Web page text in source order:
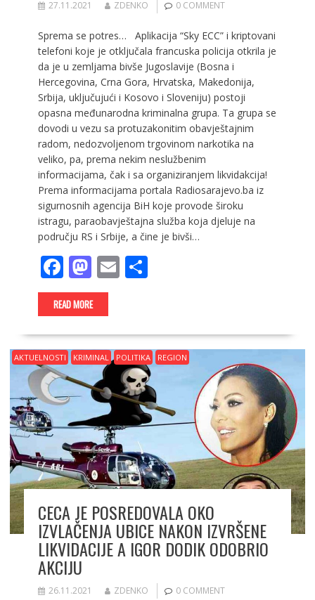
27.11.2021 ZDENKO 0 COMMENT
Sprema se potres… Aplikacija “Sky ECC” i kriptovani
telefoni koje je otključala francuska policija otkrila je
da je u zemljama bivše Jugoslavije (Bosna i
Hercegovina, Crna Gora, Hrvatska, Makedonija,
Srbija, uključujući i Kosovo i Sloveniju) postoji
opasna međunarodna kriminalna grupa. Ta grupa se
dovodi u vezu sa protuzakonitim obavještajnim
radom, nedozvoljenom trgovinom narkotika na
veliko, pa, prema nekim neslužbenim
informacijama, čak i sa organiziranjem likvidakcija!
Prema informacijama portala Radiosarajevo.ba iz
sigurnosnih agencija BiH koje provode široku
istragu, paraobavještajna služba koja djeluje na
području RS i Srbije, a čine je bivši…
F
ac
e
b
o
o
k
M
as
to
d
o
n
E
l
S
e
READ MORE
AKTUELNOSTI KRIMINAL POLITIKA REGION
CECA JE POSREDOVALA OKO
IZVLAČENJA UBICE NAKON IZVRŠENE
LIKVIDACIJE A IGOR DODIK ODOBRIO
AKCIJU
26.11.2021 ZDENKO 0 COMMENT